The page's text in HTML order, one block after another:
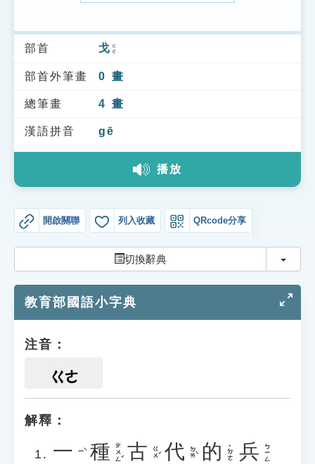
索引選單
知識索引
單字索引
生命大百科索引
教學應用
貓頭鷹博士
部首 戈 ㄍㄜ
部首外筆畫 0 畫
總筆畫 4 畫
漢語拼音 gē
播放
開啟關聯 列入收藏 QRcode分享
切換辭典 切換
教育部國語小字典
注音：
ㄍㄜ
解釋：
一 ㄧˋ 種 ㄓㄨㄥˇ 古 ㄍㄨˇ 代 ㄉㄞˋ 的 ˙ㄉㄜ 兵 ㄅㄧㄥ